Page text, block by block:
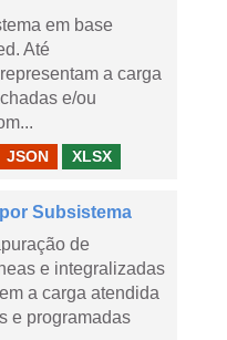
em base
Até
a carga
e/ou
JSON XLSX
Subsistema
de
e integralizadas
a carga atendida
e programadas